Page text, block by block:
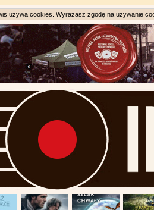
używa cookies. Wyrażasz zgodę na używanie